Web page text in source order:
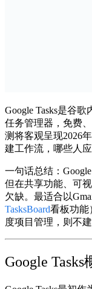
Google Tasks是谷歌
任务管理器，免费
测将客观呈现2026
建工作流，哪些人
一句话总结 ：
但在共享功能、可
欠缺。最适合以
TasksBoard看板功能
度项目管理，则不
Google Tasks